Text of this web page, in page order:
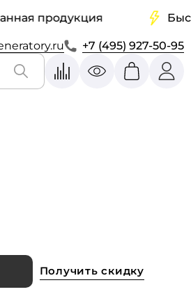
продукция
+7 (495) 927-50-95
Получить скидку